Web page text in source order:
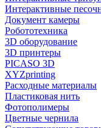
Интерактивные
Документ камеры
Робототехника
3D оборудование
3D принтеры
PICASO 3D
XYZprinting
Расходные материалы
Пластиковая нить
Фотополимеры
Цветные чернила